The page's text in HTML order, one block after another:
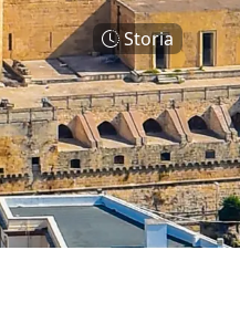
Storia